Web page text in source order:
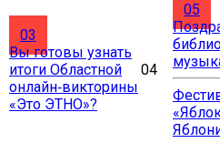
03
Вы готовы узнать
итоги Областной
онлайн‑викторины
«Это ЭТНО»?
04
05